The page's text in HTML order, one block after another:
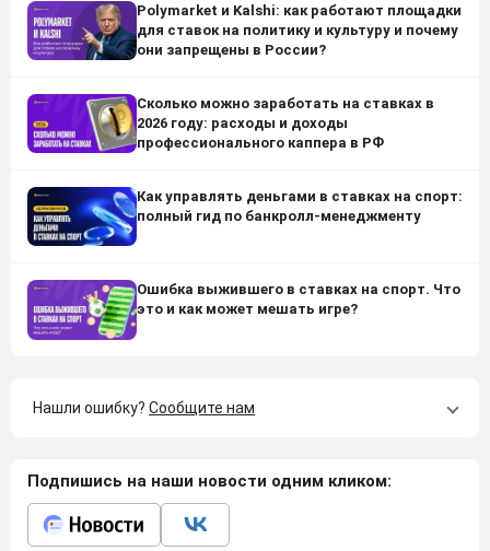
Polymarket и Kalshi: как работают площадки
для ставок на политику и культуру и почему
они запрещены в России?
Сколько можно заработать на ставках в
2026 году: расходы и доходы
профессионального каппера в РФ
Как управлять деньгами в ставках на спорт:
полный гид по банкролл-менеджменту
Ошибка выжившего в ставках на спорт. Что
это и как может мешать игре?
Нашли ошибку? Сообщите нам
Подпишись на наши новости одним кликом: